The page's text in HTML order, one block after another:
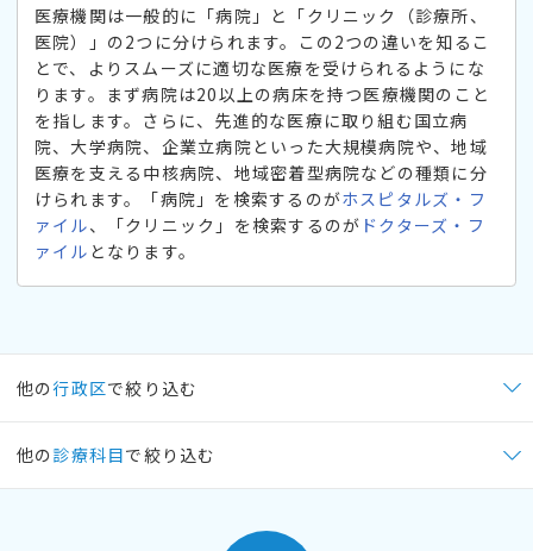
医療機関は一般的に「病院」と「クリニック（診療所、
医院）」の2つに分けられます。この2つの違いを知るこ
とで、よりスムーズに適切な医療を受けられるようにな
ります。まず病院は20以上の病床を持つ医療機関のこと
を指します。さらに、先進的な医療に取り組む国立病
院、大学病院、企業立病院といった大規模病院や、地域
医療を支える中核病院、地域密着型病院などの種類に分
けられます。「病院」を検索するのがホスピタルズ・フ
ァイル、「クリニック」を検索するのが ドクターズ・フ
ァイル となります。
他の行政区で絞り込む
他の 診療科目で絞り込む